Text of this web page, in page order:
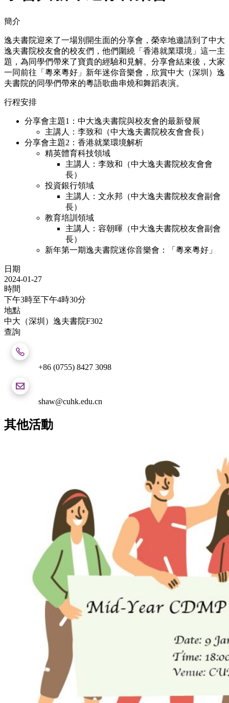
簡介
逸夫書院迎來了一場別開生面的分享會，榮幸地邀請到了中大
逸夫書院校友會的校友們，他們圍繞「香港就業環境」這一主
題，為同學們帶來了寶貴的經驗和見解。分享會結束後，大家
一同前往「粵來粵好」新年迷你音樂會，欣賞中大（深圳）逸
夫書院的同學們帶來的粵語歌曲串燒和舞蹈表演。
行程安排
分享會主題1：中大逸夫書院與校友會的最新發展
主講人：李致和（中大逸夫書院校友會會長）
分享會主題2：香港就業環境解析
精英體育科技領域
主講人：李致和（中大逸夫書院校友會會
長）
投資銀行領域
主講人：文永邦（中大逸夫書院校友會副會
長）
教育培訓領域
主講人：容朝暉（中大逸夫書院校友會副會
長）
新年第一期逸夫書院迷你音樂會：「粵來粵好」
日期
2024-01-27
時間
下午3時至下午4時30分
地點
中大（深圳）逸夫書院F302
查詢
+86 (0755) 8427 3098
shaw@cuhk.edu.cn
其他活動